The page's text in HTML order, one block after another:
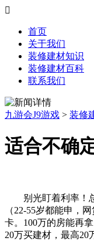

首页
关于我们
装修建材知识
装修建材百科
联系我们
九游会J9游戏 > 装修
适合不确
别光盯着利率！总
（22-55岁都能申，
卡。100万的房能再
20万买建材，最高